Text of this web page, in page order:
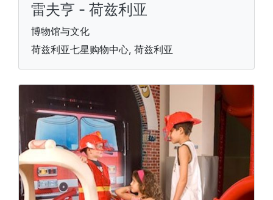
雷夫亨 - 荷兹利亚
博物馆与文化
荷兹利亚七星购物中心, 荷兹利亚